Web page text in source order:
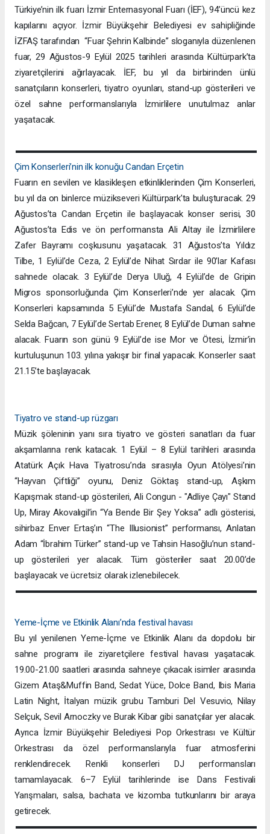
Türkiye’nin ilk fuarı İzmir Enternasyonal Fuarı (İEF), 94’üncü kez
kapılarını açıyor. İzmir Büyükşehir Belediyesi ev sahipliğinde
İZFAŞ tarafından “Fuar Şehrin Kalbinde” sloganıyla düzenlenen
fuar, 29 Ağustos-9 Eylül 2025 tarihleri arasında Kültürpark’ta
ziyaretçilerini ağırlayacak. İEF, bu yıl da birbirinden ünlü
sanatçıların konserleri, tiyatro oyunları, stand-up gösterileri ve
özel sahne performanslarıyla İzmirlilere unutulmaz anlar
yaşatacak.
Çim Konserleri’nin ilk konuğu Candan Erçetin
Fuarın en sevilen ve klasikleşen etkinliklerinden Çim Konserleri,
bu yıl da on binlerce müzikseveri Kültürpark’ta buluşturacak. 29
Ağustos’ta Candan Erçetin ile başlayacak konser serisi, 30
Ağustos’ta Edis ve ön performansta Ali Altay ile İzmirlilere
Zafer Bayramı coşkusunu yaşatacak. 31 Ağustos’ta Yıldız
Tilbe, 1 Eylül’de Ceza, 2 Eylül’de Nihat Sırdar ile 90’lar Kafası
sahnede olacak. 3 Eylül’de Derya Uluğ, 4 Eylül’de de Gripin
Migros sponsorluğunda Çim Konserleri’nde yer alacak. Çim
Konserleri kapsamında 5 Eylül’de Mustafa Sandal, 6 Eylül’de
Selda Bağcan, 7 Eylül’de Sertab Erener, 8 Eylül’de Duman sahne
alacak. Fuarın son günü 9 Eylül’de ise Mor ve Ötesi, İzmir’in
kurtuluşunun 103. yılına yakışır bir final yapacak. Konserler saat
21.15’te başlayacak.
Tiyatro ve stand-up rüzgarı
Müzik şöleninin yanı sıra tiyatro ve gösteri sanatları da fuar
akşamlarına renk katacak. 1 Eylül – 8 Eylül tarihleri arasında
Atatürk Açık Hava Tiyatrosu’nda sırasıyla Oyun Atölyesi’nin
“Hayvan Çiftliği” oyunu, Deniz Göktaş stand-up, Aşkım
Kapışmak stand-up gösterileri, Ali Congun - "Adliye Çayı" Stand
Up, Miray Akovalıgil’in “Ya Bende Bir Şey Yoksa” adlı gösterisi,
sihirbaz Enver Ertaş’ın “The Illusionist” performansı, Anlatan
Adam “İbrahim Türker” stand-up ve Tahsin Hasoğlu’nun stand-
up gösterileri yer alacak. Tüm gösteriler saat 20.00’de
başlayacak ve ücretsiz olarak izlenebilecek.
Yeme-İçme ve Etkinlik Alanı’nda festival havası
Bu yıl yenilenen Yeme-İçme ve Etkinlik Alanı da dopdolu bir
sahne programı ile ziyaretçilere festival havası yaşatacak.
19.00-21.00 saatleri arasında sahneye çıkacak isimler arasında
Gizem Ataş&Muffin Band, Sedat Yüce, Dolce Band, Ibis Maria
Latin Night, İtalyan müzik grubu Tamburi Del Vesuvio, Nilay
Selçuk, Sevil Arnoczky ve Burak Kibar gibi sanatçılar yer alacak.
Ayrıca İzmir Büyükşehir Belediyesi Pop Orkestrası ve Kültür
Orkestrası da özel performanslarıyla fuar atmosferini
renklendirecek. Renkli konserleri DJ performansları
tamamlayacak. 6–7 Eylül tarihlerinde ise Dans Festivali
Yarışmaları, salsa, bachata ve kizomba tutkunlarını bir araya
getirecek.